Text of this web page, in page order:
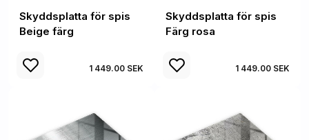
Skyddsplatta för spis
Beige färg
1 449.00 SEK
Skyddsplatta för spis
Färg rosa
1 449.00 SEK